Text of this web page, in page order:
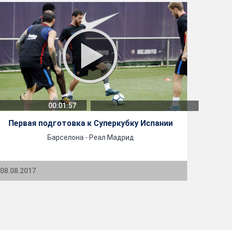
00:01:57
Первая подготовка к Суперкубку Испании
Барселона - Реал Мадрид
08.08.2017